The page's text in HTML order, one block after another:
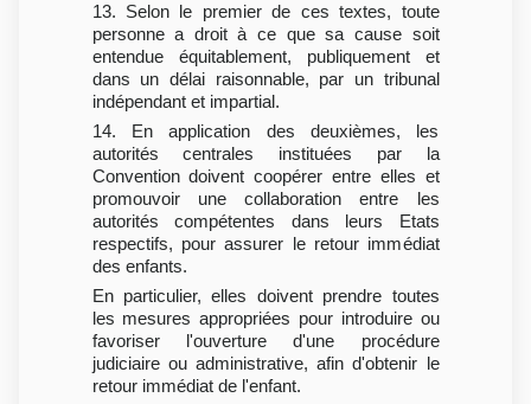
13. Selon le premier de ces textes, toute
personne a droit à ce que sa cause soit
entendue équitablement, publiquement et
dans un délai raisonnable, par un tribunal
indépendant et impartial.
14. En application des deuxièmes, les
autorités centrales instituées par la
Convention doivent coopérer entre elles et
promouvoir une collaboration entre les
autorités compétentes dans leurs Etats
respectifs, pour assurer le retour immédiat
des enfants.
En particulier, elles doivent prendre toutes
les mesures appropriées pour introduire ou
favoriser l'ouverture d'une procédure
judiciaire ou administrative, afin d'obtenir le
retour immédiat de l'enfant.